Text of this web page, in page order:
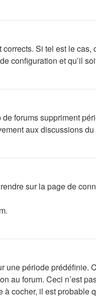
Si tel est le
configuration et qu’il
forums suppriment
aux discussions du
sur la page de
période prédéfinie.
au forum. Ceci n’est
cocher, il est probable